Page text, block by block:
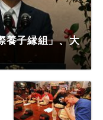
養子縁組」、大